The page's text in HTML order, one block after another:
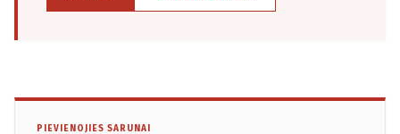
PIEVIENOJIES SARUNAI